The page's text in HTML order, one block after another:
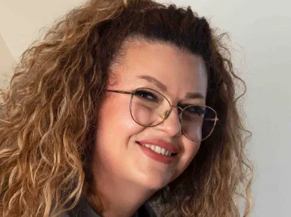
Geschiedenis
Keurmerken
MVO beleid